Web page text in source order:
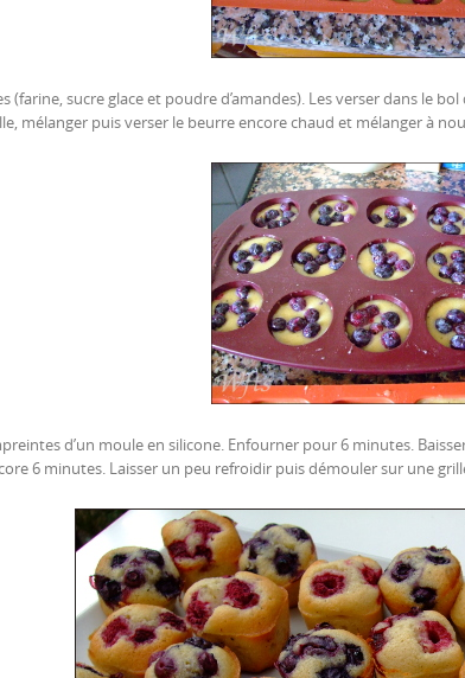
(farine, sucre glace et poudre d’amandes). Les verser dans le
mélanger puis verser le beurre encore chaud et mélanger à
d’un moule en silicone. Enfourner pour 6 minutes.
6 minutes. Laisser un peu refroidir puis démouler sur une